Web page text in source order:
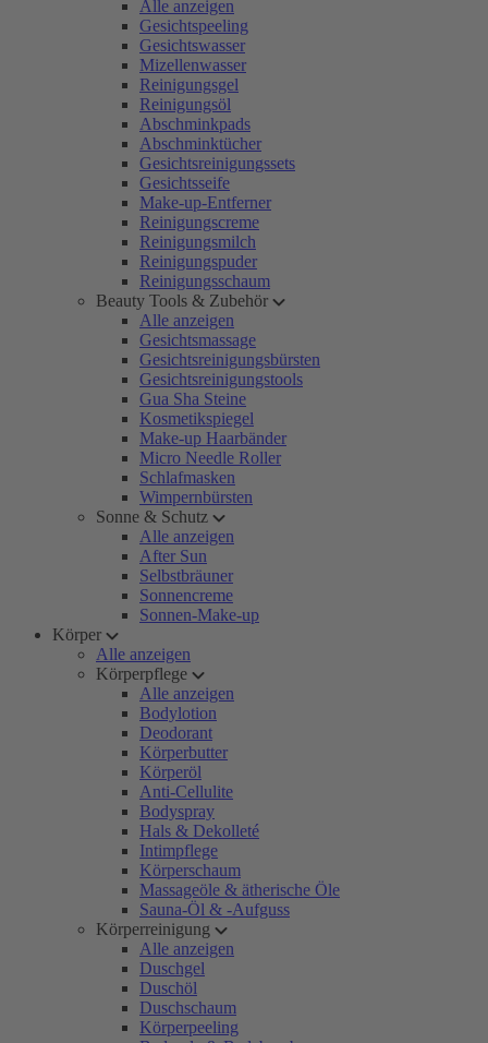
Alle anzeigen
Gesichtspeeling
Gesichtswasser
Mizellenwasser
Reinigungsgel
Reinigungsöl
Abschminkpads
Abschminktücher
Gesichtsreinigungssets
Gesichtsseife
Make-up-Entferner
Reinigungscreme
Reinigungsmilch
Reinigungspuder
Reinigungsschaum
Beauty Tools & Zubehör
Alle anzeigen
Gesichtsmassage
Gesichtsreinigungsbürsten
Gesichtsreinigungstools
Gua Sha Steine
Kosmetikspiegel
Make-up Haarbänder
Micro Needle Roller
Schlafmasken
Wimpernbürsten
Sonne & Schutz
Alle anzeigen
After Sun
Selbstbräuner
Sonnencreme
Sonnen-Make-up
Körper
Alle anzeigen
Körperpflege
Alle anzeigen
Bodylotion
Deodorant
Körperbutter
Körperöl
Anti-Cellulite
Bodyspray
Hals & Dekolleté
Intimpflege
Körperschaum
Massageöle & ätherische Öle
Sauna-Öl & -Aufguss
Körperreinigung
Alle anzeigen
Duschgel
Duschöl
Duschschaum
Körperpeeling